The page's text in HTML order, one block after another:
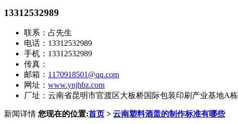
13312532989
联系：占先生
电话：13312532989
手机：13312532989
传真：
邮箱： 1170918501@qq.com
网址： www.ynjhbz.com
厂址：云南省昆明市官渡区大板桥国际包装印刷产业基地A栋
新闻详情 您现在的位置:首页 > 云南塑料酒盖的制作标准有哪些